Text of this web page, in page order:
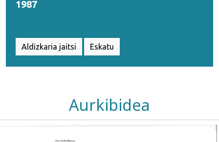
1987
Aldizkaria jaitsi Eskatu
Aurkibidea